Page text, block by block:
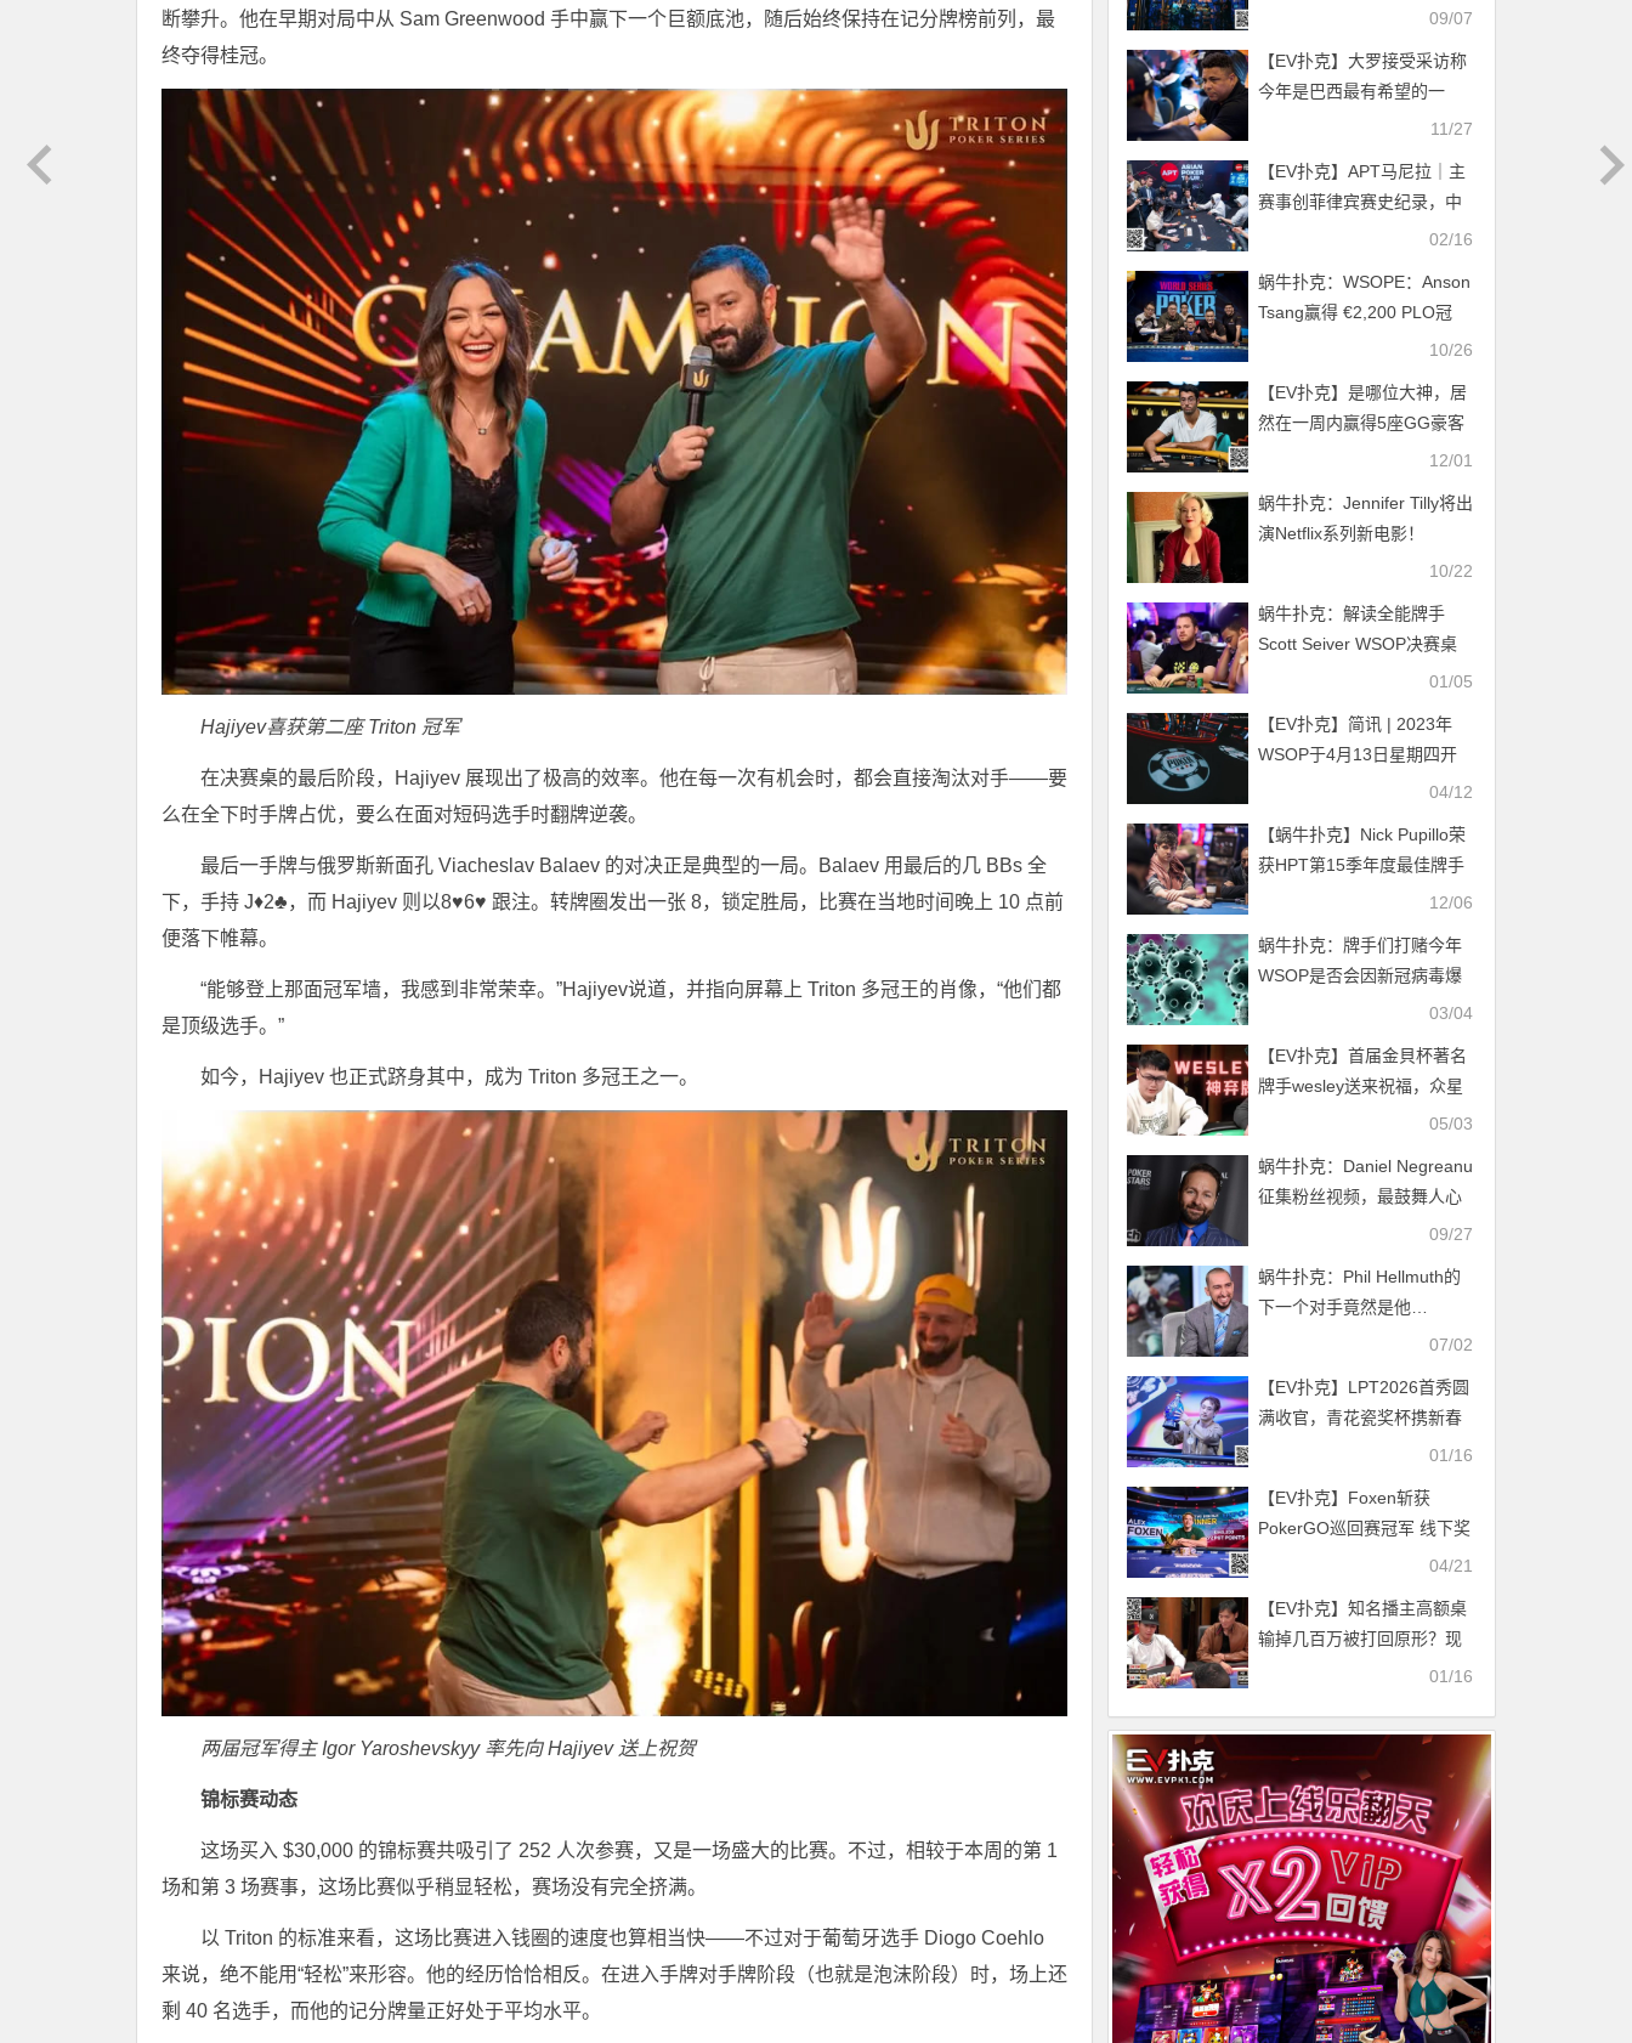
断攀升。他在早期对局中从 Sam Greenwood 手中赢下一个巨额底池，随后始终保持在记分牌榜前列，最
终夺得桂冠。
Hajiyev喜获第二座 Triton 冠军
在决赛桌的最后阶段，Hajiyev 展现出了极高的效率。他在每一次有机会时，都会直接淘汰对手——要
么在全下时手牌占优，要么在面对短码选手时翻牌逆袭。
最后一手牌与俄罗斯新面孔 Viacheslav Balaev 的对决正是典型的一局。Balaev 用最后的几 BBs 全
下，手持 J♦2♣，而 Hajiyev 则以8♥6♥ 跟注。转牌圈发出一张 8，锁定胜局，比赛在当地时间晚上 10 点前
便落下帷幕。
“能够登上那面冠军墙，我感到非常荣幸。”Hajiyev说道，并指向屏幕上 Triton 多冠王的肖像，“他们都
是顶级选手。”
如今，Hajiyev 也正式跻身其中，成为 Triton 多冠王之一。
两届冠军得主 Igor Yaroshevskyy 率先向 Hajiyev 送上祝贺
锦标赛动态
这场买入 $30,000 的锦标赛共吸引了 252 人次参赛，又是一场盛大的比赛。不过，相较于本周的第 1
场和第 3 场赛事，这场比赛似乎稍显轻松，赛场没有完全挤满。
以 Triton 的标准来看，这场比赛进入钱圈的速度也算相当快——不过对于葡萄牙选手 Diogo Coehlo
来说，绝不能用“轻松”来形容。他的经历恰恰相反。在进入手牌对手牌阶段（也就是泡沫阶段）时，场上还
剩 40 名选手，而他的记分牌量正好处于平均水平。
揭晓，国人四将携手晋级8人
09/07
【EV扑克】大罗接受采访称
今年是巴西最有希望的一
年，并在Twitch上直播扑克
11/27
【EV扑克】APT马尼拉｜主
赛事创菲律宾赛史纪录，中
国台湾选手Po-Shou Huang
02/16
蜗牛扑克：WSOPE：Anson
Tsang赢得 €2,200 PLO冠
10/26
【EV扑克】是哪位大神，居
然在一周内赢得5座GG豪客
12/01
蜗牛扑克：Jennifer Tilly将出
演Netflix系列新电影！
10/22
蜗牛扑克：解读全能牌手
Scott Seiver WSOP决赛桌
成员被指控进行多账户操作
01/05
【EV扑克】简讯 | 2023年
WSOP于4月13日星期四开
04/12
【蜗牛扑克】Nick Pupillo荣
获HPT第15季年度最佳牌手
12/06
蜗牛扑克：牌手们打赌今年
WSOP是否会因新冠病毒爆
03/04
【EV扑克】首届金貝杯著名
牌手wesley送来祝福，众星
云集现场对决，百万奖池将
05/03
蜗牛扑克：Daniel Negreanu
征集粉丝视频，最鼓舞人心
的那位奖励 $30K铂金赛事通
09/27
蜗牛扑克：Phil Hellmuth的
下一个对手竟然是他…
07/02
【EV扑克】LPT2026首秀圆
满收官，青花瓷奖杯携新春
祝福登陆宝岛台湾，携手01/16
【EV扑克】Foxen斩获
PokerGO巡回赛冠军 线下奖
04/21
【EV扑克】知名播主高额桌
输掉几百万被打回原形？现
01/16